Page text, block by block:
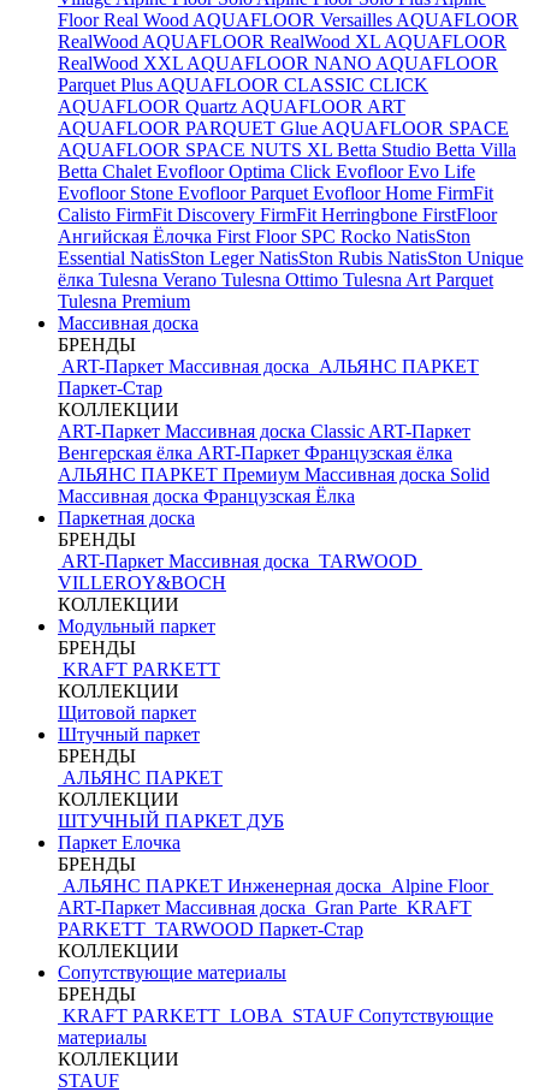
Floor Real Wood AQUAFLOOR Versailles AQUAFLOOR
RealWood AQUAFLOOR RealWood XL AQUAFLOOR
RealWood XXL AQUAFLOOR NANO AQUAFLOOR
Parquet Plus AQUAFLOOR CLASSIC CLICK
AQUAFLOOR Quartz AQUAFLOOR ART
AQUAFLOOR PARQUET Glue AQUAFLOOR SPACE
AQUAFLOOR SPACE NUTS XL Betta Studio Betta Villa
Betta Chalet Evofloor Optima Click Evofloor Evo Life
Evofloor Stone Evofloor Parquet Evofloor Home FirmFit
Calisto FirmFit Discovery FirmFit Herringbone FirstFloor
Ангийская Ёлочка First Floor SPC Rocko NatisSton
Essential NatisSton LegerNatisSton Rubis NatisSton Unique
ёлка Tulesna Verano Tulesna Ottimo Tulesna Art Parquet
Tulesna Premium
Массивная доска
БРЕНДЫ
ART-Паркет Массивная доска АЛЬЯНС ПАРКЕТ
Паркет-Стар
КОЛЛЕКЦИИ
ART-Паркет Массивная доска Classic ART-Паркет
Венгерская ёлка ART-Паркет Французская ёлка
АЛЬЯНС ПАРКЕТ Премиум Массивная доска Solid
Массивная доска Французская Ёлка
Паркетная доска
БРЕНДЫ
ART-Паркет Массивная доска TARWOOD
VILLEROY&BOCH
КОЛЛЕКЦИИ
Модульный паркет
БРЕНДЫ
KRAFT PARKETT
КОЛЛЕКЦИИ
Щитовой паркет
Штучный паркет
БРЕНДЫ
АЛЬЯНС ПАРКЕТ
КОЛЛЕКЦИИ
ШТУЧНЫЙ ПАРКЕТ ДУБ
Паркет Елочка
БРЕНДЫ
АЛЬЯНС ПАРКЕТ Инженерная доска Alpine Floor
ART-Паркет Массивная доска Gran Parte KRAFT
PARKETT TARWOOD Паркет-Стар
КОЛЛЕКЦИИ
Сопутствующие материалы
БРЕНДЫ
KRAFT PARKETT LOBA STAUF Сопутствующие
материалы
КОЛЛЕКЦИИ
STAUF